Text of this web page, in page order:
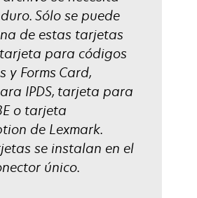
Sólo se puede
de estas tarjetas
para códigos
y Forms Card,
IPDS, tarjeta para
o tarjeta
de Lexmark.
se instalan en el
único.